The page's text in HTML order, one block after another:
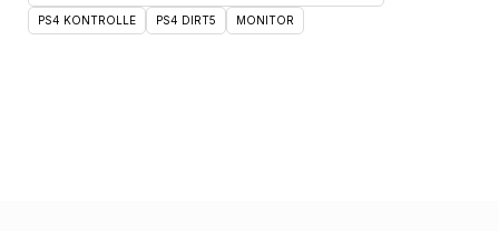
PS4 KONTROLLE PS4 DIRT5 MONITOR